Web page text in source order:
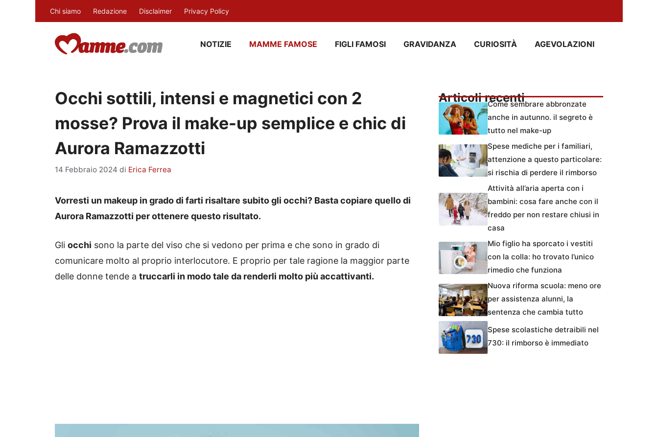
Chi siamo Redazione Disclaimer Privacy Policy
NOTIZIE MAMME FAMOSE FIGLI FAMOSI GRAVIDANZA CURIOSITÀ AGEVOLAZIONI
Occhi sottili, intensi e magnetici con 2
mosse? Prova il make-up semplice e chic di
Aurora Ramazzotti
14 Febbraio 2024 di Erica Ferrea
Vorresti un makeup in grado di farti risaltare subito gli occhi? Basta copiare quello di
Aurora Ramazzotti per ottenere questo risultato.
Gli occhi sono la parte del viso che si vedono per prima e che sono in grado di
comunicare molto al proprio interlocutore. E proprio per tale ragione la maggior parte
delle donne tende a truccarli in modo tale da renderli molto più accattivanti.
Articoli recentiCome sembrare abbronzate
anche in autunno. il segreto è
tutto nel make-up
Spese mediche per i familiari,
attenzione a questo particolare:
si rischia di perdere il rimborso
Attività all’aria aperta con i
bambini: cosa fare anche con il
freddo per non restare chiusi in
casa
Mio figlio ha sporcato i vestiti
con la colla: ho trovato l’unico
rimedio che funziona
Nuova riforma scuola: meno ore
per assistenza alunni, la
sentenza che cambia tutto
Spese scolastiche detraibili nel
730: il rimborso è immediato